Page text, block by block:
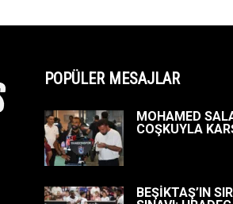
POPÜLER MESAJLAR
MOHAMED
COŞKUYLA
BEŞİKTAŞ’IN